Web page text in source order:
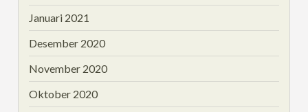
Januari 2021
Desember 2020
November 2020
Oktober 2020